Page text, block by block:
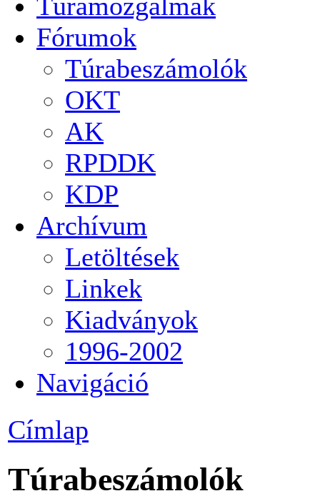
Fórumok
Túrabeszámolók
OKT
AK
RPDDK
KDP
Archívum
Letöltések
Linkek
Kiadványok
1996-2002
Navigáció
Címlap
Túrabeszámolók